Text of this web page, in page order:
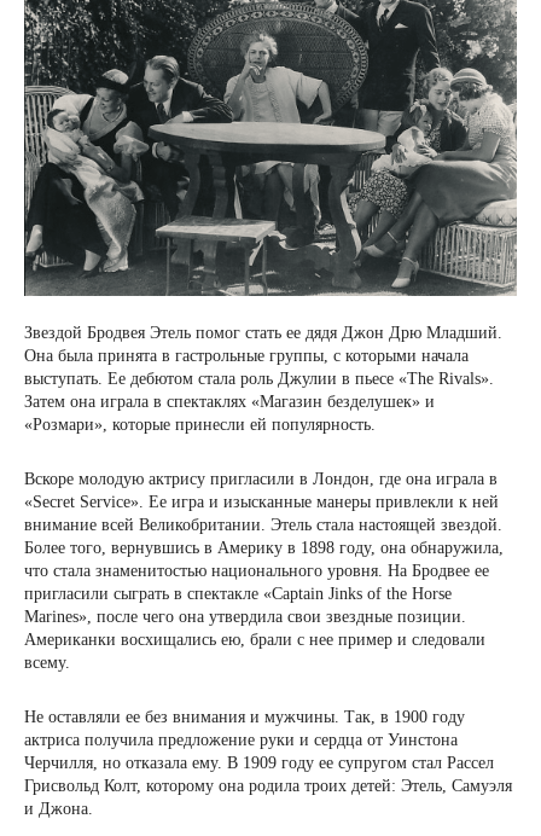
Звездой Бродвея Этель помог стать ее дядя Джон Дрю Младший.
Она была принята в гастрольные группы, с которыми начала
выступать. Ее дебютом стала роль Джулии в пьесе «The Rivals».
Затем она играла в спектаклях «Магазин безделушек» и
«Розмари», которые принесли ей популярность.
Вскоре молодую актрису пригласили в Лондон, где она играла в
«Secret Service». Ее игра и изысканные манеры привлекли к ней
внимание всей Великобритании. Этель стала настоящей звездой.
Более того, вернувшись в Америку в 1898 году, она обнаружила,
что стала знаменитостью национального уровня. На Бродвее ее
пригласили сыграть в спектакле «Captain Jinks of the Horse
Marines», после чего она утвердила свои звездные позиции.
Американки восхищались ею, брали с нее пример и следовали
всему.
Не оставляли ее без внимания и мужчины. Так, в 1900 году
актриса получила предложение руки и сердца от Уинстона
Черчилля, но отказала ему. В 1909 году ее супругом стал Рассел
Грисвольд Колт, которому она родила троих детей: Этель, Самуэля
и Джона.